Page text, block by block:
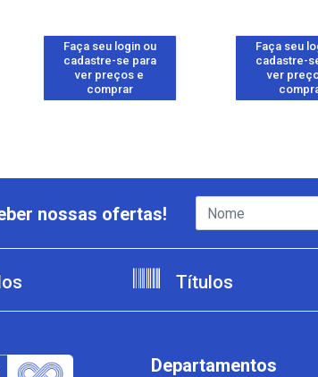
Faça seu login ou
cadastre-se para
ver preços e
comprar
Faça seu
cadastre-
ver
nossas ofertas!
Títulos
Departamentos